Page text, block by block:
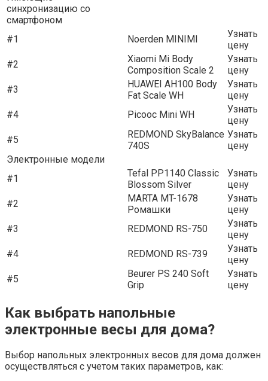
синхронизацию со
смартфоном
#1
Noerden MINIMI
Узнать
цену
#2
Xiaomi Mi Body
Composition Scale 2
Узнать
цену
#3
HUAWEI AH100 Body
Fat Scale WH
Узнать
цену
#4
Picooc Mini WH
Узнать
цену
#5
REDMOND SkyBalance
740S
Узнать
цену
Электронные модели
#1
Tefal PP1140 Classic
Blossom Silver
Узнать
цену
#2
MARTA MT-1678
Ромашки
Узнать
цену
#3
REDMOND RS-750
Узнать
цену
#4
REDMOND RS-739
Узнать
цену
#5
Beurer PS 240 Soft
Grip
Узнать
цену
Как выбрать напольные
электронные весы для дома?
Выбор напольных электронных весов для дома должен
осуществляться с учетом таких параметров, как: